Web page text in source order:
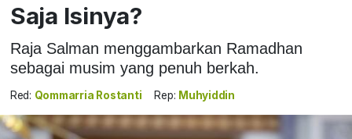
Saja Isinya?
Raja Salman menggambarkan Ramadhan
sebagai musim yang penuh berkah.
Red: Qommarria Rostanti Rep: Muhyiddin